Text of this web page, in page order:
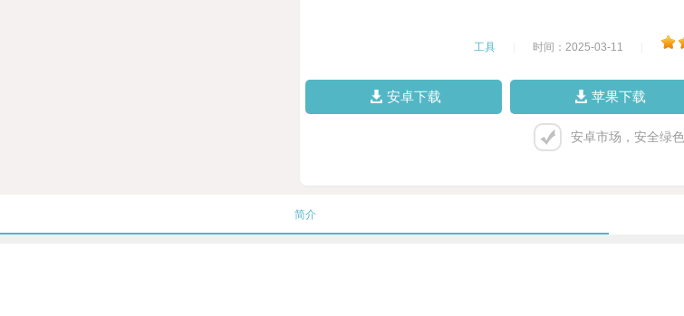
工具 时间：2025-03-11
安卓下载 苹果下载
安卓市场，安全绿色
简介